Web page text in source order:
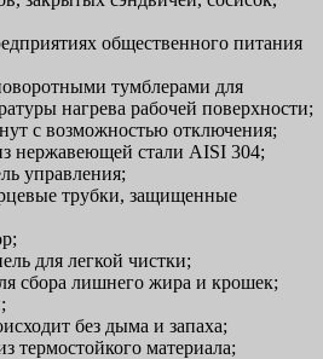
общественного питания
тумблерами для
нагрева рабочей поверхности;
с возможностью отключения;
нержавеющей стали AISI 304;
управления;
трубки, защищенные
для легкой чистки;
сбора лишнего жира и крошек;
без дыма и запаха;
термостойкого материала;